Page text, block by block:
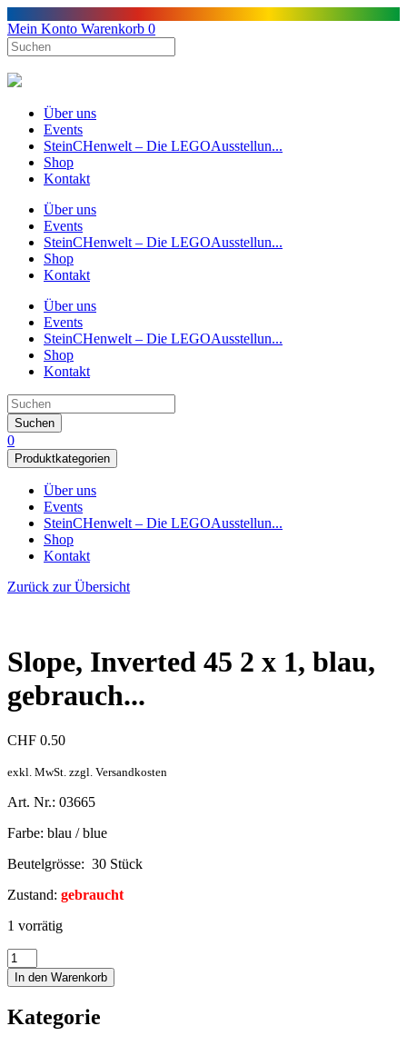
Mein Konto Warenkorb 0
Über uns
Events
SteinCHenwelt – Die LEGOAusstellun...
Shop
Kontakt
Über uns
Events
SteinCHenwelt – Die LEGOAusstellun...
Shop
Kontakt
Über uns
Events
SteinCHenwelt – Die LEGOAusstellun...
Shop
Kontakt
Suchen
0
Produktkategorien
Über uns
Events
SteinCHenwelt – Die LEGOAusstellun...
Shop
Kontakt
Zurück zur Übersicht
Slope, Inverted 45 2 x 1, blau,
gebrauch...
CHF 0.50
exkl. MwSt. zzgl. Versandkosten
Art. Nr.: 03665
Farbe: blau / blue
Beutelgrösse: 30 Stück
Zustand: gebraucht
1 vorrätig
In den Warenkorb
Kategorie